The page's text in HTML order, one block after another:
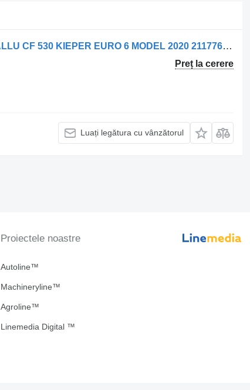
Baia de ulei de motor DAF CATERPAN ALLU CF 530 KIEPER EURO 6 MODEL 2020 2117769 pentru camion
Preț la cerere
Luați legătura cu vânzătorul
Proiectele noastre
Autoline™
Machineryline™
Agroline™
Linemedia Digital ™